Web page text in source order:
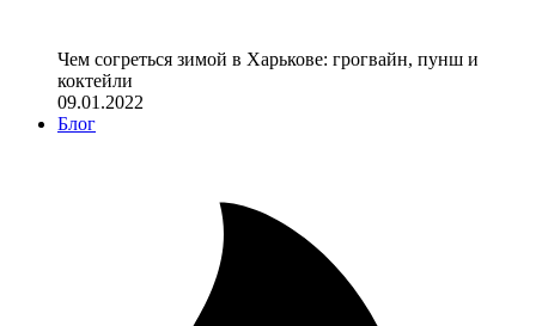
Чем согреться зимой в Харькове: грогвайн, пунш и
коктейли
09.01.2022
Блог